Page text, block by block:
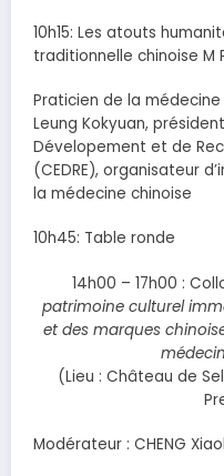
10h15: Les atouts
traditionnelle chinoise M
Praticien de la
Leung Kokyuan,
Dévelopement et de
(CEDRE), organisateur
la médecine chinoise
10h45: Table ronde
14h00 – 17h00 :
patrimoine culturel
et des marques
(Lieu : Château de
Modérateur : CHENG